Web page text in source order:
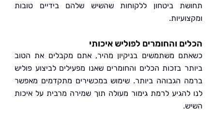
ביטחון ללקוחות שהשיש שלהם בידיים טובות
והחומרים לפוליש איכותי
משתמשים בניקיון מהיר, אתם מקבלים את הטוב
בזכות הכלים והחומרים שאנו מפעילים לביצוע פוליש
הגבוהה ביותר. שימוש במכשירים מתקדמים מאפשר
לרמת גימור מעולה תוך שמירה מרבית על איכות